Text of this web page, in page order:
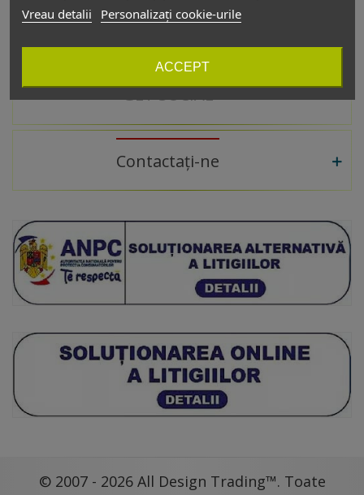
Vreau detalii
Personalizați cookie-urile
ACCEPT
Catalog
GET SOCIAL
Contactați-ne
© 2007 - 2026 All Design Trading™. Toate